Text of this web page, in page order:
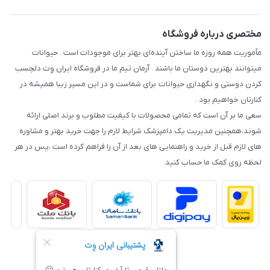
مختصری درباره فروشگاه
مأموریت همه روزه ما ساختن آینده‌ای بهتر برای موجودات است . حیوانات
میتوانند بهترین دوستان ما باشند . آرمان تیم ما در فروشگاه ایران وِت دلچسب
کردن دوستی و نگهداری حیوانات برای شماست و در این مسیر زیبا همیشه در
کنارتان خواهیم بود .
سعی ما بر آن است که تمامی محصولات با کیفیت مطلوب و برند اصلی ارائه
شوند،همچنین مدیریت یک دامپزشک شرایط لازم را جهت خرید بهتر و مشاوره
های لازم قبل از خرید و راهنمایی های بعد از آن را فراهم کرده است ،پس در هر
لحظه روی کمک ما حساب کنید.